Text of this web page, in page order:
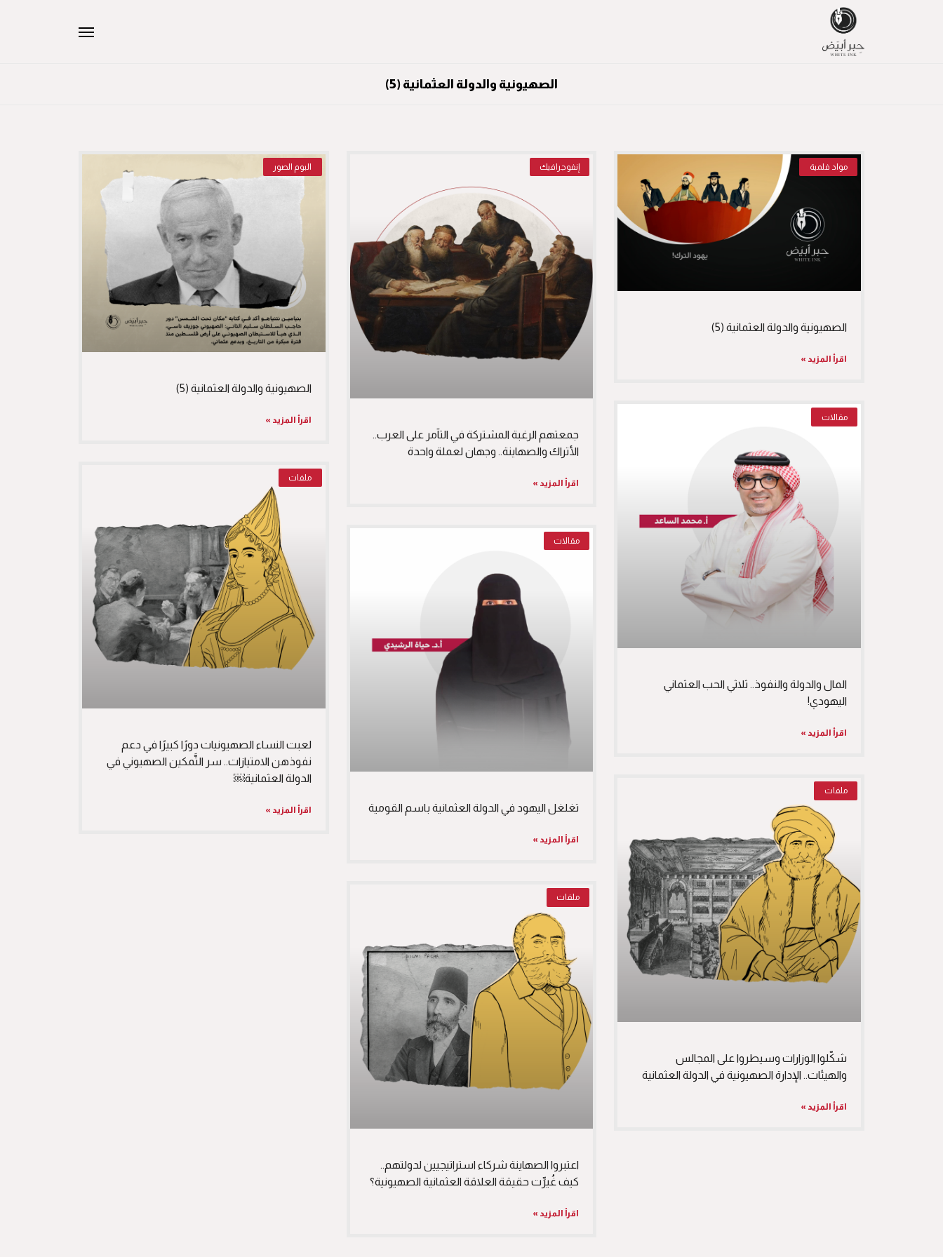
الصهيونية والدولة العثمانية (5)
مواد فلمية
الصهيونية والدولة العثمانية (5)
اقرأ المزيد »
إنفوجرافيك
جمعتهم الرغبة المشتركة في التآمر على العرب..
الأتراك والصهاينة.. وجهان لعملة واحدة
اقرأ المزيد »
البوم الصور
الصهيونية والدولة العثمانية (5)
اقرأ المزيد » مقالات
المال والدولة والنفوذ.. ثلاثي الحب العثماني
اليهودي!
اقرأ المزيد »
مقالات
تغلغل اليهود في الدولة العثمانية باسم القومية
اقرأ المزيد »
ملفات
لعبت النساء الصهيونيات دورًا كبيرًا في دعم
نفوذهن الامتيازات.. سر التَّمكين الصهيوني في
الدولة العثمانية￼
اقرأ المزيد »
ملفات
شكّلوا الوزارات وسيطروا على المجالس
والهيئات.. الإدارة الصهيونية في الدولة العثمانية
اقرأ المزيد »
ملفات
اعتبروا الصهاينة شركاء استراتيجيين لدولتهم..
كيف غُيرِّت حقيقة العلاقة العثمانية الصهيونية؟
اقرأ المزيد »